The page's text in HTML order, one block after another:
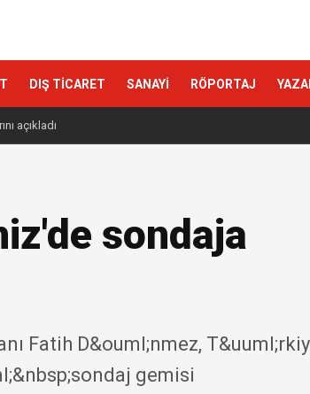
DIŞ TİCARET SANAYİ RÖPORTAJ
açıkladı
sondaja
Fatih D&ouml;nmez,
gemisi